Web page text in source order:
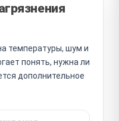
температуры, шум и
понять, нужна ли
дополнительное